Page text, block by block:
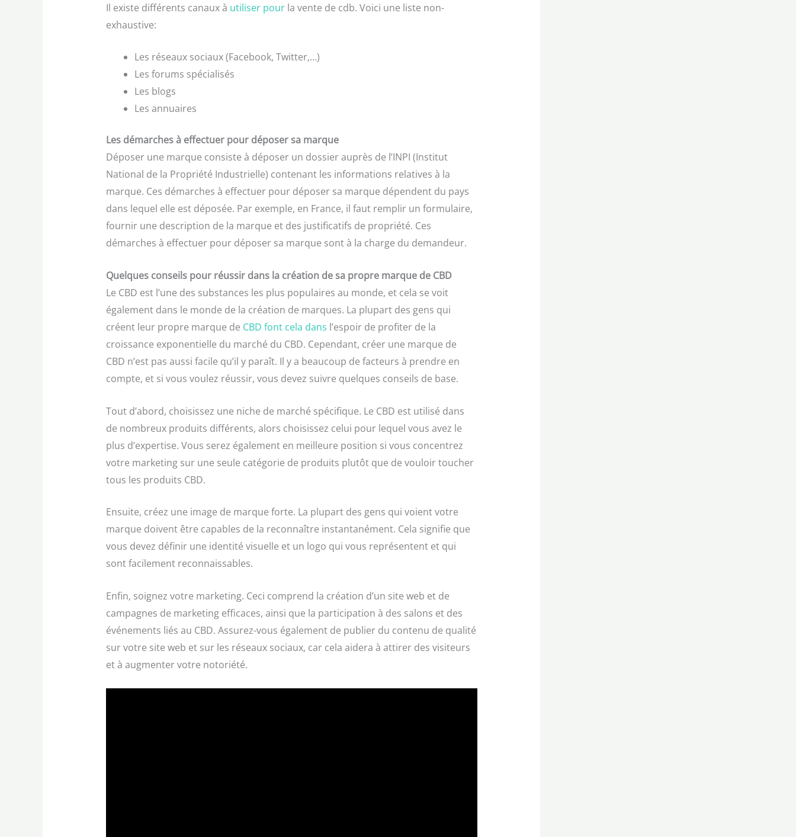
Il existe différents canaux à utiliser pourla vente de cdb. Voici une liste non-
exhaustive:
Les réseaux sociaux (Facebook, Twitter,…)
Les forums spécialisés
Les blogs
Les annuaires
Les démarches à effectuer pour déposer sa marque
Déposer une marque consiste à déposer un dossier auprès de l’INPI (Institut
National de la Propriété Industrielle) contenant les informations relatives à la
marque. Ces démarches à effectuer pour déposer sa marque dépendent du pays
dans lequel elle est déposée. Par exemple, en France, il faut remplir un formulaire,
fournir une description de la marque et des justificatifs de propriété. Ces
démarches à effectuer pour déposer sa marque sont à la charge du demandeur.
Quelques conseils pour réussir dans la création de sa propre marque de CBD
Le CBD est l’une des substances les plus populaires au monde, et cela se voit
également dans le monde de la création de marques. La plupart des gens qui
créent leur propre marque de CBD font cela dans l’espoir de profiter de la
croissance exponentielle du marché du CBD. Cependant, créer une marque de
CBD n’est pas aussi facile qu’il y paraît. Il y a beaucoup de facteurs à prendre en
compte, et si vous voulez réussir, vous devez suivre quelques conseils de base.
Tout d’abord, choisissez une niche de marché spécifique. Le CBD est utilisé dans
de nombreux produits différents, alors choisissez celui pour lequel vous avez le
plus d’expertise. Vous serez également en meilleure position si vous concentrez
votre marketing sur une seule catégorie de produits plutôt que de vouloir toucher
tous les produits CBD.
Ensuite, créez une image de marque forte. La plupart des gens qui voient votre
marque doivent être capables de la reconnaître instantanément. Cela signifie que
vous devez définir une identité visuelle et un logo qui vous représentent et qui
sont facilement reconnaissables.
Enfin, soignez votre marketing. Ceci comprend la création d’un site web et de
campagnes de marketing efficaces, ainsi que la participation à des salons et des
événements liés au CBD. Assurez-vous également de publier du contenu de qualité
sur votre site web et sur les réseaux sociaux, car cela aidera à attirer des visiteurs
et à augmenter votre notoriété.